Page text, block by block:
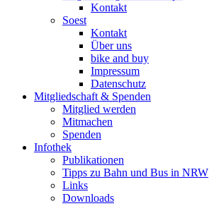
Kontakt
Soest
Kontakt
Über uns
bike and buy
Impressum
Datenschutz
Mitgliedschaft & Spenden
Mitglied werden
Mitmachen
Spenden
Infothek
Publikationen
Tipps zu Bahn und Bus in NRW
Links
Downloads